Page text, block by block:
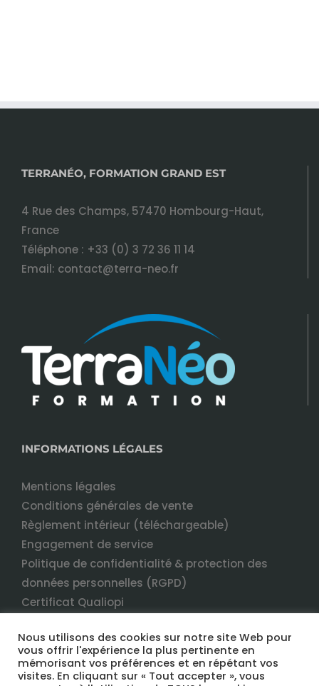
TERRANÉO, FORMATION GRAND EST
4 Rue des Champs, 57470 Hombourg-Haut,
France
Téléphone : +33 (0) 3 72 36 11 14
Email: contact@terra-neo.fr
INFORMATIONS LÉGALES
Mentions légales
Conditions générales de vente
Règlement intérieur (téléchargeable)
Engagement de service
Politique de confidentialité & protection des
données personnelles (RGPD)
Certificat Qualiopi
Nous utilisons des cookies sur notre site Web pour
vous offrir l'expérience la plus pertinente en
mémorisant vos préférences et en répétant vos
visites. En cliquant sur « Tout accepter », vous